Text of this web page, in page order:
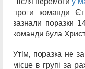
проти команди
зазнали поразки
команди була
Утім, поразка не
місце в групі за